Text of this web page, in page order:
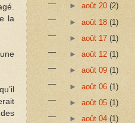
la
► août 20 (2)
► août 18 (1)
► août 17 (1)
► août 12 (1)
► août 09 (1)
► août 06 (1)
► août 05 (1)
► août 04 (1)